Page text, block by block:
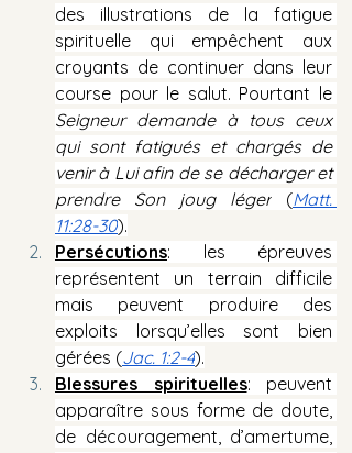
des illustrations de la fatigue
spirituelle qui empêchent aux
croyants de continuer dans leur
Seigneur demande à tous ceux
qui sont fatigués et chargés de
venir à Lui afin de se décharger et
prendre Son joug léger (Matt.
11:28-30).
Persécutions: les épreuves
représentent un terrain difficile
mais peuvent produire des
exploits lorsqu’elles sont bien
gérées (Jac. 1:2-4).
Blessures spirituelles: peuvent
apparaître sous forme de doute,
de découragement, d’amertume,